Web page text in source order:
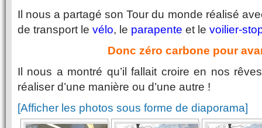
Il nous a partagé son Tour du monde réalisé
de transport le vélo, le parapente et le voilier-
Donc zéro carbone pour
Il nous a montré qu’il fallait croire en nos
réaliser d’une manière ou d’une autre !
[Afficher les photos sous forme de diaporama]